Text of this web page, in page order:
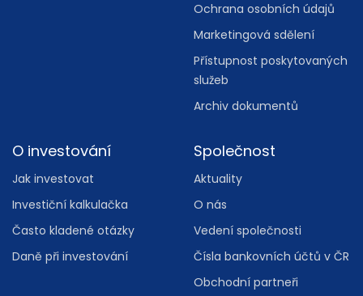
Ochrana osobních údajů
Marketingová sdělení
Přístupnost poskytovaných
služeb
Archiv dokumentů
O investování
Jak investovat
Investiční kalkulačka
Často kladené otázky
Daně při investování
Společnost
Aktuality
O nás
Vedení společnosti
Čísla bankovních účtů v ČR
Obchodní partneři